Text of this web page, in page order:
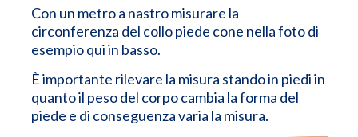
Con un metro a nastro misurare la
circonferenza del collo piede cone nella foto di
esempio qui in basso.
È importante rilevare la misura stando in piedi in
quanto il peso del corpo cambia la forma del
piede e di conseguenza varia la misura.